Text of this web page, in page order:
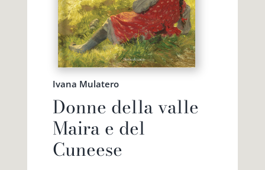
Ivana Mulatero
Donne della valle
Maira e del
Cuneese